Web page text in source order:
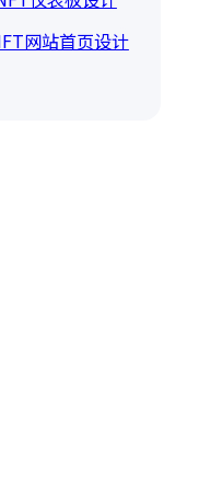
网站首页设计